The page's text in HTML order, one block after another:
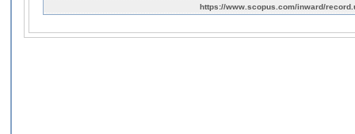
https://www.scopus.com/inward/